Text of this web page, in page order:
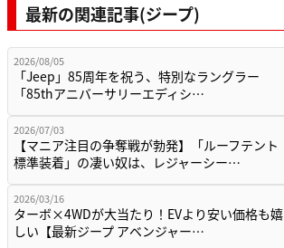
最新の関連記事(ジープ)
2026/08/05
「Jeep」85周年を祝う、特別なラングラー
「85thアニバーサリーエディシ…
2026/07/03
【マニア注目の争奪戦が勃発】「ルーフテント
標準装着」の凄い奴は、レジャーシー…
2026/03/16
ターボ×4WDが大当たり！EVより安い価格も嬉
しい【最新ジープ アベンジャー…